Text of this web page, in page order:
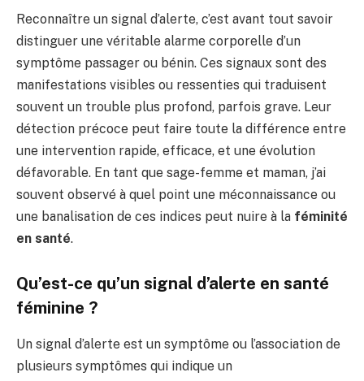
Reconnaître un signal d’alerte, c’est avant tout savoir
distinguer une véritable alarme corporelle d’un
symptôme passager ou bénin. Ces signaux sont des
manifestations visibles ou ressenties qui traduisent
souvent un trouble plus profond, parfois grave. Leur
détection précoce peut faire toute la différence entre
une intervention rapide, efficace, et une évolution
défavorable. En tant que sage-femme et maman, j’ai
souvent observé à quel point une méconnaissance ou
une banalisation de ces indices peut nuire à la féminité
en santé.
Qu’est-ce qu’un signal d’alerte en santé
féminine ?
Un signal d’alerte est un symptôme ou l’association de
plusieurs symptômes qui indique un